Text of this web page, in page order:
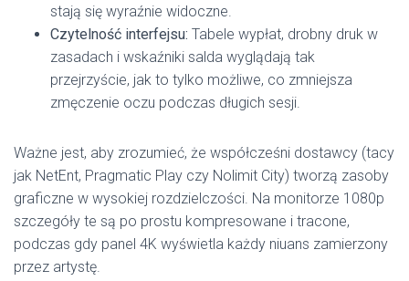
stają się wyraźnie widoczne.
Czytelność interfejsu: Tabele wypłat, drobny druk w
zasadach i wskaźniki salda wyglądają tak
przejrzyście, jak to tylko możliwe, co zmniejsza
zmęczenie oczu podczas długich sesji.
Ważne jest, aby zrozumieć, że współcześni dostawcy (tacy
jak NetEnt, Pragmatic Play czy Nolimit City) tworzą zasoby
graficzne w wysokiej rozdzielczości. Na monitorze 1080p
szczegóły te są po prostu kompresowane i tracone,
podczas gdy panel 4K wyświetla każdy niuans zamierzony
przez artystę.